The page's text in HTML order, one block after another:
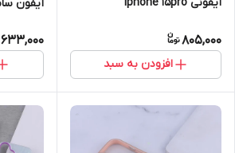
805,000
افزودن به سبد
633,000